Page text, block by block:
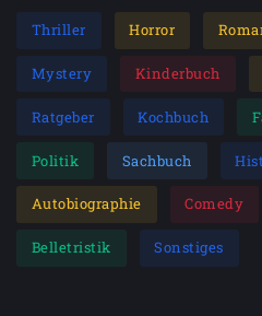
Thriller Horror
Mystery Kinderbuch
Ratgeber Kochbuch
Politik Sachbuch
Autobiographie Comedy
Belletristik Sonstiges